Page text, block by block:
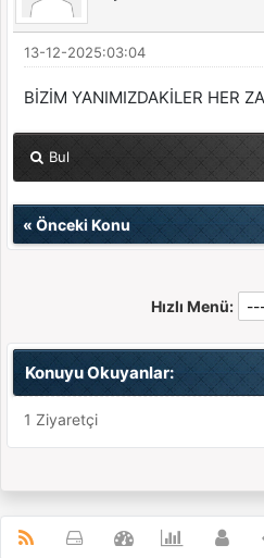
13-12-2025:03:04
BİZİM YANIMIZDAKİLER HER
Bul
« Önceki Konu
Hızlı Menü:
Konuyu Okuyanlar:
1 Ziyaretçi